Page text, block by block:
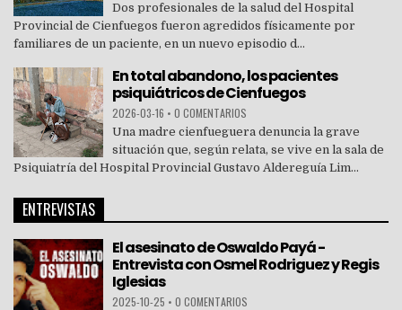
Dos profesionales de la salud del Hospital
Provincial de Cienfuegos fueron agredidos físicamente por
familiares de un paciente, en un nuevo episodio d...
En total abandono, los pacientes
psiquiátricos de Cienfuegos
2026-03-16 • 0 COMENTARIOS
Una madre cienfueguera denuncia la grave
situación que, según relata, se vive en la sala de
Psiquiatría del Hospital Provincial Gustavo Aldereguía Lim...
ENTREVISTAS
El asesinato de Oswaldo Payá -
Entrevista con Osmel Rodriguez y Regis
Iglesias
2025-10-25 • 0 COMENTARIOS